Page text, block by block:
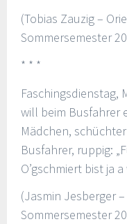
(Tobias Zauzig –
Sommersemester
* * *
Faschingsdienstag,
will beim Busfahrer
Mädchen,
Busfahrer, ruppig:
O’gschmiert bist ja a
(Jasmin Jesberger
Sommersemester